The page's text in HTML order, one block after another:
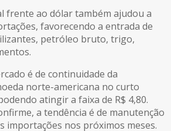
frente ao dólar também ajudou a
favorecendo a entrada de
petróleo bruto, trigo,
é de continuidade da
norte-americana no curto
atingir a faixa de R$ 4,80.
a tendência é de manutenção
importações nos próximos meses.